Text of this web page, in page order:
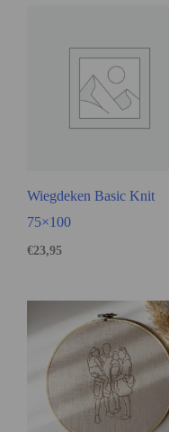
Wiegdeken Basic Knit
75×100
€23,95